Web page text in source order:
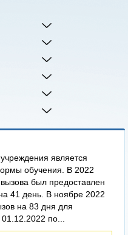
является
обучения. В 2022
был предоставлен
41 день. В ноябре 2022
на 83 дня для
по...